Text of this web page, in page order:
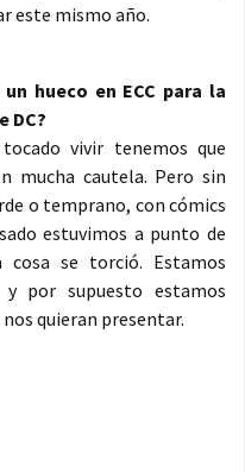
este mismo año.
hueco en ECC para la
DC?
vivir tenemos que
mucha cautela. Pero sin
o temprano, con cómics
estuvimos a punto de
se torció. Estamos
y por supuesto estamos
quieran presentar.